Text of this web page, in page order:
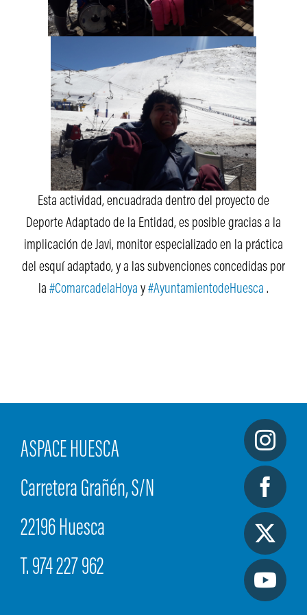
Esta actividad, encuadrada dentro del proyecto de
Deporte Adaptado de la Entidad, es posible gracias a la
implicación de Javi, monitor especializado en la práctica
del esquí adaptado, y a las subvenciones concedidas por
la #ComarcadelaHoya y #AyuntamientodeHuesca .
ASPACE HUESCA
Carretera Grañén, S/N
22196 Huesca
T. 974 227 962